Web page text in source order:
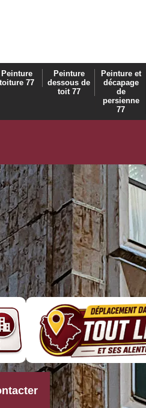
Peinture
toiture 77
Peinture
dessous de
toit 77
Peinture et
décapage
de
persienne
77